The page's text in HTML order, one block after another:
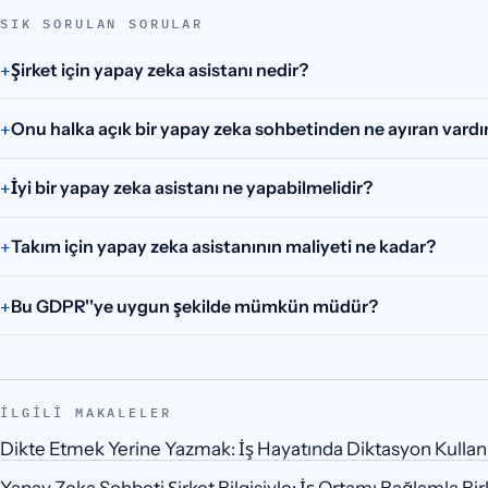
SIK SORULAN SORULAR
Şirket için yapay zeka asistanı nedir?
Onu halka açık bir yapay zeka sohbetinden ne ayıran
İyi bir yapay zeka asistanı ne yapabilmelidir?
Takım için yapay zeka asistanının maliyeti ne kadar?
Bu GDPR''ye uygun şekilde mümkün müdür?
İLGILI MAKALELER
Dikte Etmek Yerine Yazmak: İş Hayatında Diktasyon